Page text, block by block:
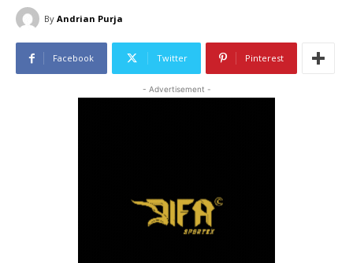
By Andrian Purja
Facebook Twitter Pinterest
- Advertisement -